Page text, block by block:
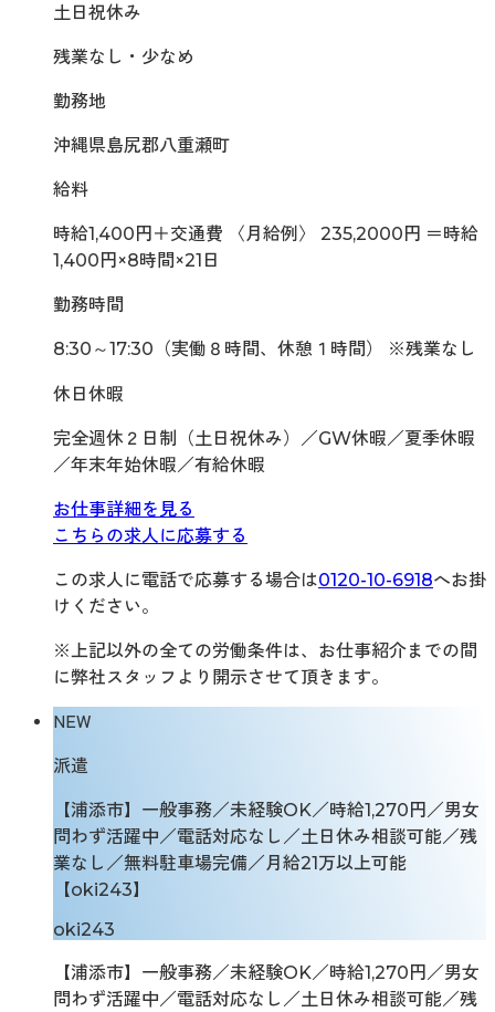
土日祝休み
残業なし・少なめ
勤務地
沖縄県島尻郡八重瀬町
給料
時給1,400円＋交通費 〈月給例〉 235,2000円 ＝時給
1,400円×8時間×21日
勤務時間
8:30～17:30（実働８時間、休憩１時間） ※残業なし
休日休暇
完全週休２日制（土日祝休み）／GW休暇／夏季休暇
／年末年始休暇／有給休暇
お仕事詳細を見る
こちらの求人に応募する
この求人に電話で応募する場合は0120-10-6918へお掛
けください。
※上記以外の全ての労働条件は、お仕事紹介までの間
に弊社スタッフより開示させて頂きます。
NEW
派遣
【浦添市】一般事務／未経験OK／時給1,270円／男女
問わず活躍中／電話対応なし／土日休み相談可能／残
業なし／無料駐車場完備／月給21万以上可能
【oki243】
oki243
【浦添市】一般事務／未経験OK／時給1,270円／男女
問わず活躍中／電話対応なし／土日休み相談可能／残